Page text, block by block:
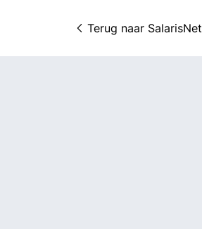
Terug naar SalarisNet